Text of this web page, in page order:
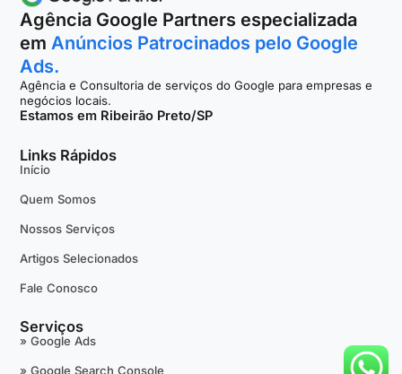
Agência Google Partners especializada
emAnúncios Patrocinados pelo Google
Ads.
Agência e Consultoria de serviços do Google para empresas e
negócios locais.
Estamos em Ribeirão Preto/SP
Links Rápidos
Início
Quem Somos
Nossos Serviços
Artigos Selecionados
Fale Conosco
Serviços
» Google Ads
» Google Search Console